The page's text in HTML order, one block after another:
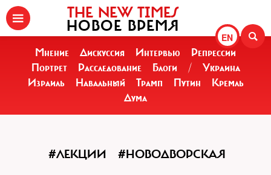
EN
THE NEW TIMES
НОВОЕ ВРЕМЯ
Мнение Дискуссия Интервью
Репрессии
Портрет
Расследование Блоги /
Украина
Израиль
Навальный Трамп Путин
Кремль
Дума
#ЛЕКЦИИ #НОВОДВОРСКАЯ